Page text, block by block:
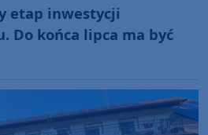
etap inwestycji
Do końca lipca ma być